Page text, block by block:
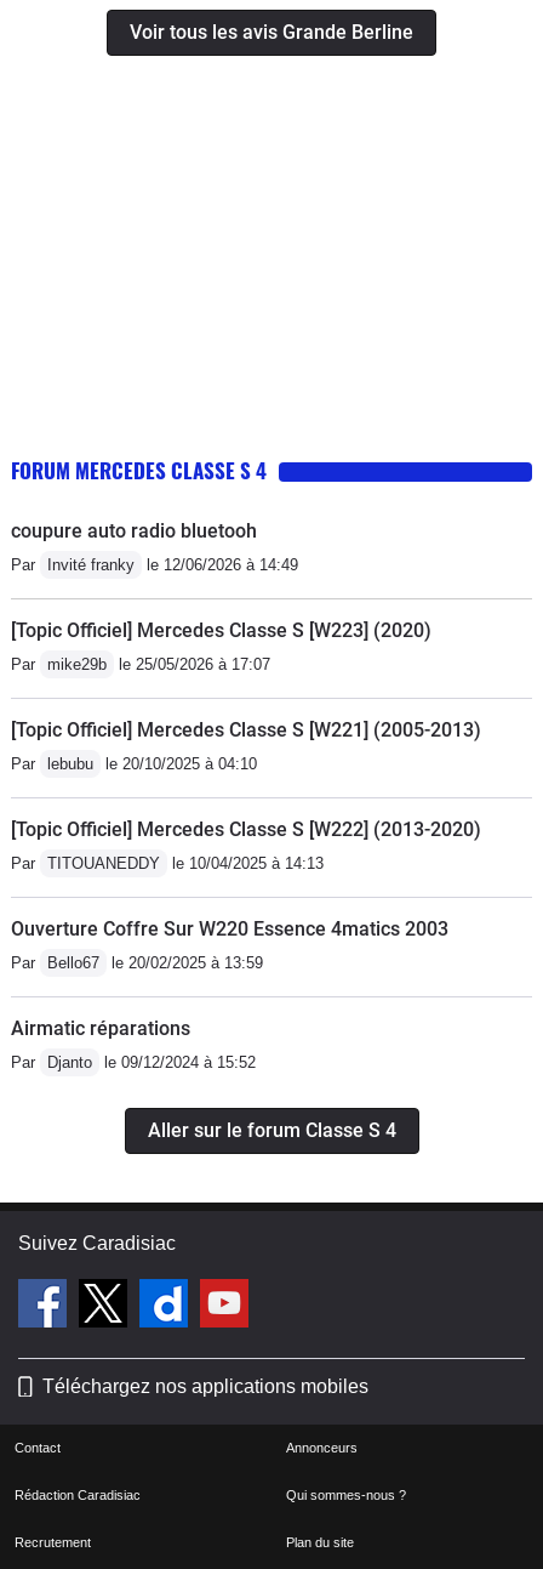
Voir tous les avis Grande Berline
FORUM MERCEDES CLASSE S 4
coupure auto radio bluetooh
Par Invité franky le 12/06/2026 à 14:49
[Topic Officiel] Mercedes Classe S [W223] (2020)
Par mike29b le 25/05/2026 à 17:07
[Topic Officiel] Mercedes Classe S [W221] (2005-2013)
Par lebubu le 20/10/2025 à 04:10
[Topic Officiel] Mercedes Classe S [W222] (2013-2020)
Par TITOUANEDDY le 10/04/2025 à 14:13
Ouverture Coffre Sur W220 Essence 4matics 2003
Par Bello67 le 20/02/2025 à 13:59
Airmatic réparations
Par Djanto le 09/12/2024 à 15:52
Aller sur le forum Classe S 4
Suivez Caradisiac
Téléchargez nos applications mobiles
Contact Annonceurs
Rédaction Caradisiac Qui sommes-nous ?
Recrutement Plan du site